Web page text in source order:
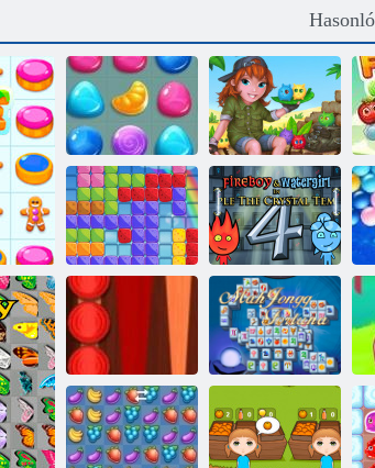
Candy Rain 3 Cirmos sziget
Tűz és Víz 4
Backgammon
klasszikus
Mahjong
Fortuna